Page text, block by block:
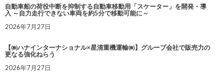
自動車船の荷役中断を抑制する自動車移動用「スケーター」を開発・導
入 ～自力走行できない車両を約5分で移動可能に～
2026年7月27日
【㈱ハナインターナショナル×星清重機運輸㈱】グループ会社で販売力の
更なる強化ねらう
2026年7月27日